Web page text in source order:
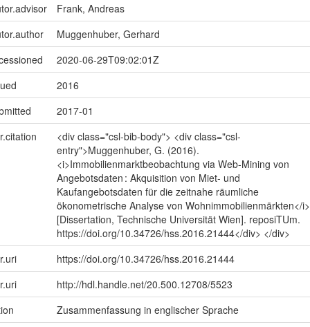
Frank, Andreas
Muggenhuber, Gerhard
2020-06-29T09:02:01Z
2016
2017-01
<div class="csl-bib-body"> <div class="csl-
entry">Muggenhuber, G. (2016).
<i>Immobilienmarktbeobachtung via Web-Mining von
Angebotsdaten : Akquisition von Miet- und
Kaufangebotsdaten für die zeitnahe räumliche
ökonometrische Analyse von Wohnimmobilienmärkten</i>
[Dissertation, Technische Universität Wien]. reposiTUm.
https://doi.org/10.34726/hss.2016.21444</div> </div>
https://doi.org/10.34726/hss.2016.21444
http://hdl.handle.net/20.500.12708/5523
Zusammenfassung in englischer Sprache